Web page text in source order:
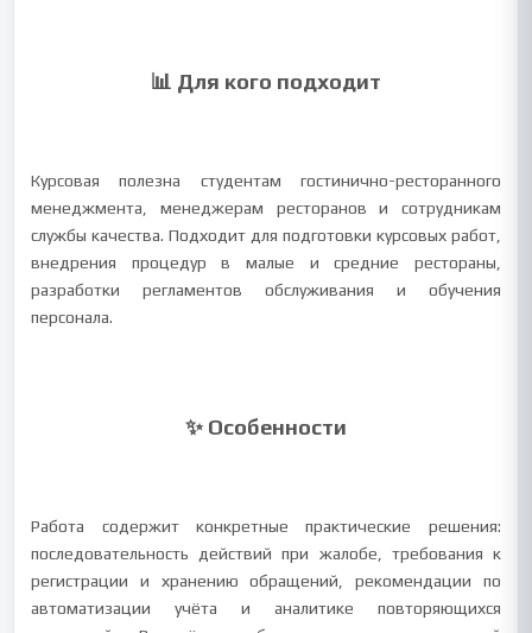
📊 Для кого подходит
Курсовая полезна студентам гостинично-ресторанного
менеджмента, менеджерам ресторанов и сотрудникам
службы качества. Подходит для подготовки курсовых работ,
внедрения процедур в малые и средние рестораны,
разработки регламентов обслуживания и обучения
персонала.
✨ Особенности
Работа содержит конкретные практические решения:
последовательность действий при жалобе, требования к
регистрации и хранению обращений, рекомендации по
автоматизации учёта и аналитике повторяющихся